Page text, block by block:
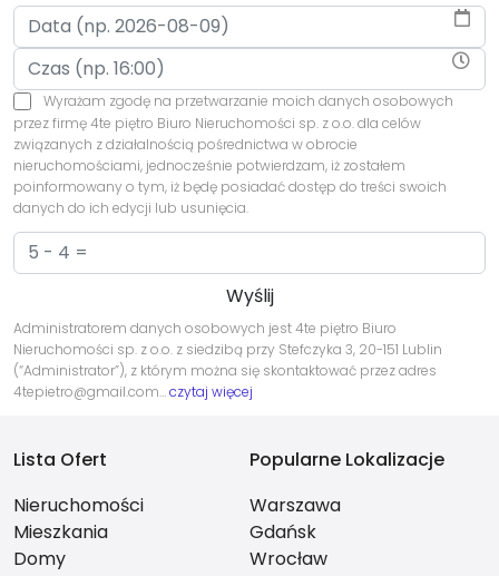
Wyrażam zgodę na przetwarzanie moich danych osobowych
przez firmę 4te piętro Biuro Nieruchomości sp. z o.o. dla celów
związanych z działalnością pośrednictwa w obrocie
nieruchomościami, jednocześnie potwierdzam, iż zostałem
poinformowany o tym, iż będę posiadać dostęp do treści swoich
danych do ich edycji lub usunięcia.
Administratorem danych osobowych jest 4te piętro Biuro
Nieruchomości sp. z o.o. z siedzibą przy Stefczyka 3, 20-151 Lublin
(“Administrator”), z którym można się skontaktować przez adres
4tepietro@gmail.com…czytaj więcej
Lista Ofert
Nieruchomości
Mieszkania
Domy
Popularne Lokalizacje
Warszawa
Gdańsk
Wrocław